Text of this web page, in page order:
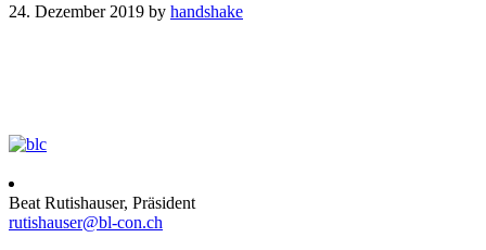
24. Dezember 2019 by handshake
Beat Rutishauser, Präsident
rutishauser@bl-con.ch